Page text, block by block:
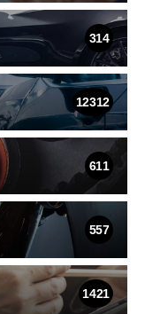
314
12312
611
557
1421